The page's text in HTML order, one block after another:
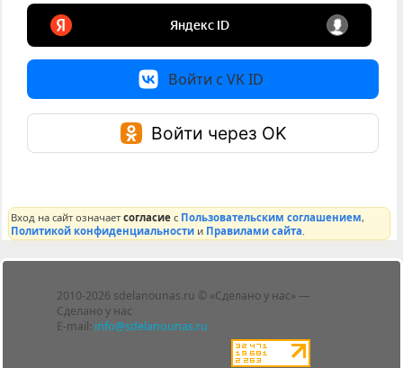
Войти с VK ID
Войти через OK
Вход на сайт означаетсогласие с Пользовательским соглашением,
Политикой конфиденциальности и Правилами сайта
2010-2026 sdelanounas.ru © «Сделано у нас» —
Сделано у нас
E-mail: info@sdelanounas.ru
Блоги
Люди
Политика